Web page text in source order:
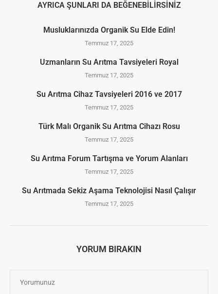
AYRICA ŞUNLARI DA BEĞENEBILIRSINIZ
Musluklarınızda Organik Su Elde Edin!
Temmuz 17, 2025
Uzmanların Su Arıtma Tavsiyeleri Royal
Temmuz 17, 2025
Su Arıtma Cihaz Tavsiyeleri 2016 ve 2017
Temmuz 17, 2025
Türk Malı Organik Su Arıtma Cihazı Rosu
Temmuz 17, 2025
Su Arıtma Forum Tartışma ve Yorum Alanları
Temmuz 17, 2025
Su Arıtmada Sekiz Aşama Teknolojisi Nasıl Çalışır
Temmuz 17, 2025
YORUM BIRAKIN